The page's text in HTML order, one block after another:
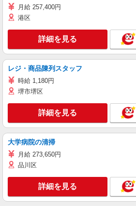
月給 257,400円
港区
詳細を見る
レジ・商品陳列スタッフ
時給 1,180円
堺市堺区
詳細を見る
大学病院の清掃
月給 273,650円
品川区
詳細を見る